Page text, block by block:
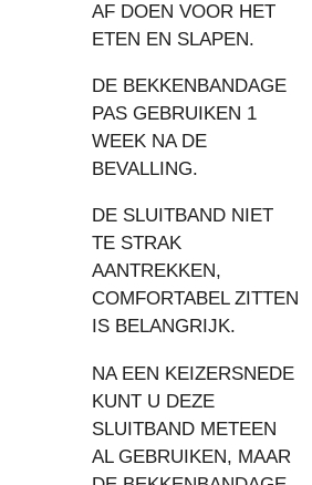
AF DOEN VOOR HET
ETEN EN SLAPEN.
DE BEKKENBANDAGE
PAS GEBRUIKEN 1
WEEK NA DE
BEVALLING.
DE SLUITBAND NIET
TE STRAK
AANTREKKEN,
COMFORTABEL ZITTEN
IS BELANGRIJK.
NA EEN KEIZERSNEDE
KUNT U DEZE
SLUITBAND METEEN
AL GEBRUIKEN, MAAR